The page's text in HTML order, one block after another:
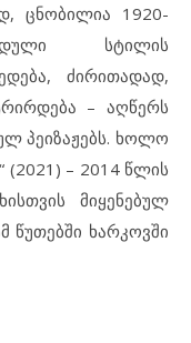
ცნობილია 1920-
სტილის
ძირითადად,
– აღწერს
პეიზაჟებს. ხოლო
– 2014 წლის
მიყენებულ
წუთებში ხარკოვში